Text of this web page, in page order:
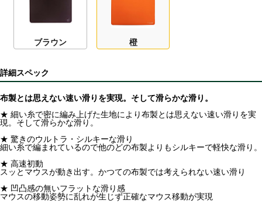
ブラウン 橙
詳細スペック
布製とは思えない速い滑りを実現。そして滑らかな滑り。
★ 細い糸で密に編み上げた生地により布製とは思えない速い滑りを実
現。そして滑らかな滑り。
★ 驚きのウルトラ・シルキーな滑り
細い糸で編まれているので他のどの布製よりもシルキーで軽快な滑り。
★ 高速初動
スッとマウスが動き出す。かつての布製では考えられない速い滑り
★ 凹凸感の無いフラットな滑り感
マウスの移動姿勢に乱れが生じず正確なマウス移動が実現